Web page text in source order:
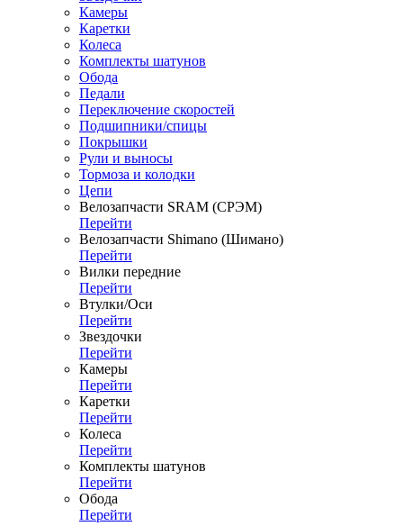
Камеры
Каретки
Колеса
Комплекты шатунов
Обода
Педали
Переключение скоростей
Подшипники/спицы
Покрышки
Рули и выносы
Тормоза и колодки
Цепи
Велозапчасти SRAM (СРЭМ)
Перейти
Велозапчасти Shimano (Шимано)
Перейти
Вилки передние
Перейти
Втулки/Оси
Перейти
Звездочки
Перейти
Камеры
Перейти
Каретки
Перейти
Колеса
Перейти
Комплекты шатунов
Перейти
Обода
Перейти